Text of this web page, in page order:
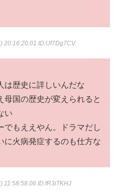
20:16:20.01 ID:Uf7Dg7CV
は歴史に詳しいんだな
母国の歴史が変えられると
い
もええやん。ドラマだし
に火病発症するのも仕方な
11:58:58.06 ID:fR3iTKHJ